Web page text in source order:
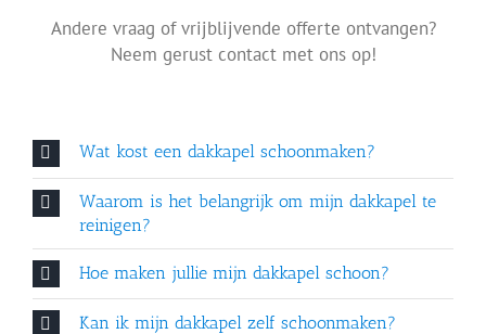
Recente dakkapel
schoonmaak projecten
Weer als nieuw!
Andere vraag of vrijblijvende offerte ontvangen?
Neem gerust contact met ons op!
Wat kost een dakkapel schoonmaken?
Waarom is het belangrijk om mijn dakkapel te
reinigen?
Hoe maken jullie mijn dakkapel schoon?
Kan ik mijn dakkapel zelf schoonmaken?